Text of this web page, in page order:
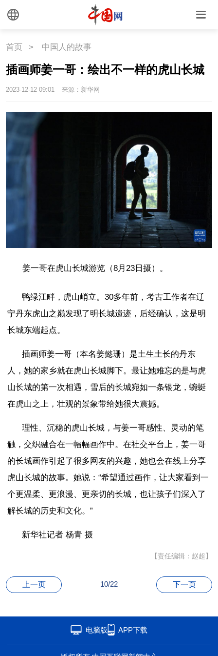
首页 > 中国人的故事
插画师姜一哥：绘出不一样的虎山长城
2023-12-12 09:01 来源：新华网
姜一哥在虎山长城游览（8月23日摄）。
鸭绿江畔，虎山峭立。30多年前，考古工作者在辽
宁丹东虎山之巅发现了明长城遗迹，后经确认，这是明
长城东端起点。
插画师姜一哥（本名姜懿珊）是土生土长的丹东
人，她的家乡就在虎山长城脚下。最让她难忘的是与虎
山长城的第一次相遇，雪后的长城宛如一条银龙，蜿蜒
在虎山之上，壮观的景象带给她很大震撼。
理性、沉稳的虎山长城，与姜一哥感性、灵动的笔
触，交织融合在一幅幅画作中。在社交平台上，姜一哥
的长城画作引起了很多网友的兴趣，她也会在线上分享
虎山长城的故事。她说：“希望通过画作，让大家看到一
个更温柔、更浪漫、更亲切的长城，也让孩子们深入了
解长城的历史和文化。”
新华社记者 杨青 摄
【责任编辑：赵超】
上一页 10/22 下一页
电脑版 APP下载